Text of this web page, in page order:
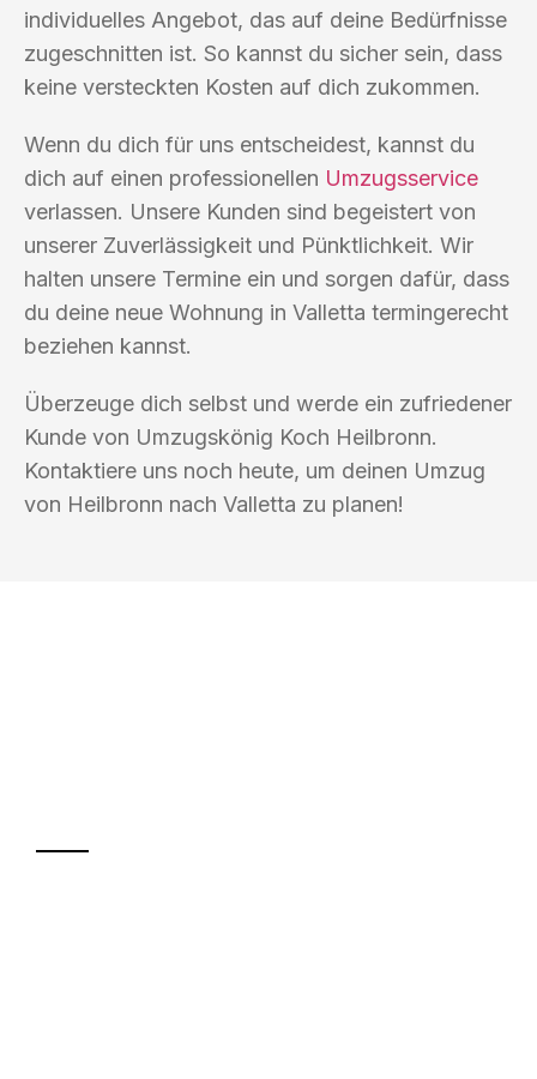
individuelles Angebot, das auf deine Bedürfnisse
zugeschnitten ist. So kannst du sicher sein, dass
keine versteckten Kosten auf dich zukommen.
Wenn du dich für uns entscheidest, kannst du
dich auf einen professionellen Umzugsservice
verlassen. Unsere Kunden sind begeistert von
unserer Zuverlässigkeit und Pünktlichkeit. Wir
halten unsere Termine ein und sorgen dafür, dass
du deine neue Wohnung in Valletta termingerecht
beziehen kannst.
Überzeuge dich selbst und werde ein zufriedener
Kunde von Umzugskönig Koch Heilbronn.
Kontaktiere uns noch heute, um deinen Umzug
von Heilbronn nach Valletta zu planen!